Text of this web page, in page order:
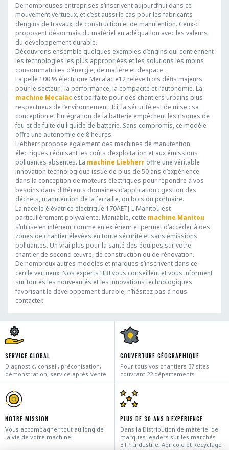
De nombreuses entreprises s’inscrivent aujourd’hui dans ce
mouvement vertueux, et c’est aussi le cas pour les fabricants
d’engins de travaux, de construction et de manutention. Ceux-ci
proposent désormais du matériel en adéquation avec les valeurs
du développement durable.
Découvrons ensemble quelques exemples d’engins qui contiennent
les technologies les plus appropriées et les solutions les moins
consommatrices d’énergie, de matière et d’espace.
La pelle 100 % électrique Mecalac e12 relève trois défis majeurs
pour le secteur : la performance, la compacité et l’autonomie. La
machine Mecalac est parfaite pour des chantiers urbains plus
respectueux de l’environnement. Ici, la sécurité est de mise : sa
conception et l’intégration de la batterie empêchent les risques de
feu et de fuite du liquide de batterie. Sans compromis, ce modèle
offre une autonomie de 8 heures.
Liebherr propose également des machines de manutention
électriques réduisant les coûts d’exploitation et aux émissions
polluantes absentes. La machine Liebherr offre une véritable
innovation technologique issue de plus de 50 ans d’expérience
dans la conception de moteurs électriques pour répondre à vos
besoins dans différents domaines d’application : gestion des
déchets, manutention de la ferraille, du bois ou portuaire.
La nacelle élévatrice électrique 170AETJ-L Manitou est
particulièrement polyvalente. Maniable, cette machine Manitou
s’utilise en intérieur comme en extérieur et permet d’accéder à des
zones de chantier élevées en toute sécurité et sans émissions
polluantes. Un vrai plus pour la santé des équipes sur votre
chantier de second œuvre, de construction ou de rénovation.
De nombreux autres modèles et marques s’inscrivent dans ce
cercle vertueux. Nos experts HBI vous conseillent et vous informent
sur toutes les nouveautés et les innovations technologiques
favorisant le développement durable, n’hésitez pas à nous
contacter.
SERVICE GLOBAL
Diagnostic, conseil, préconisation,
démonstration, service après-vente
COUVERTURE GÉOGRAPHIQUE
Pour tous vos chantiers 37 sites
couvrant 22 départements
NOTRE MISSION
Vous accompagner tout au long de
la vie de votre machine
PLUS DE 30 ANS D'EXPÉRIENCE
Dans la Distribution de matériel de
marques leaders sur les marchés
BTP, Industrie, Agricole et Recyclage